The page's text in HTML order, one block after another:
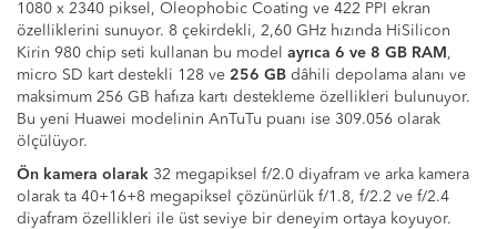
1080 x 2340 piksel, Oleophobic Coating ve 422 PPI ekran
özelliklerini sunuyor. 8 çekirdekli, 2,60 GHz hızında HiSilicon
Kirin 980 chip seti kullanan bu model ayrıca 6 ve 8 GB RAM ,
micro SD kart destekli 128 ve 256 GB dâhili depolama alanı ve
maksimum 256 GB hafıza kartı destekleme özellikleri bulunuyor.
Bu yeni Huawei modelinin AnTuTu puanı ise 309.056 olarak
ölçülüyor.
Ön kamera olarak 32 megapiksel f/2.0 diyafram ve arka kamera
olarak ta 40+16+8 megapiksel çözünürlük f/1.8, f/2.2 ve f/2.4
diyafram özellikleri ile üst seviye bir deneyim ortaya koyuyor.